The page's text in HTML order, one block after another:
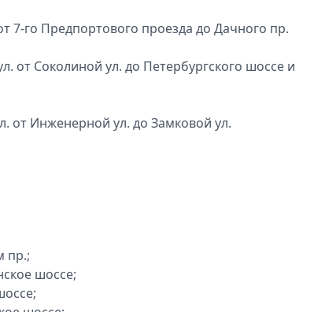
7-го Предпортового проезда до Дачного пр.
от Соколиной ул. до Петербургского шоссе и
от Инженерной ул. до Замковой ул.
пр.;
шоссе;